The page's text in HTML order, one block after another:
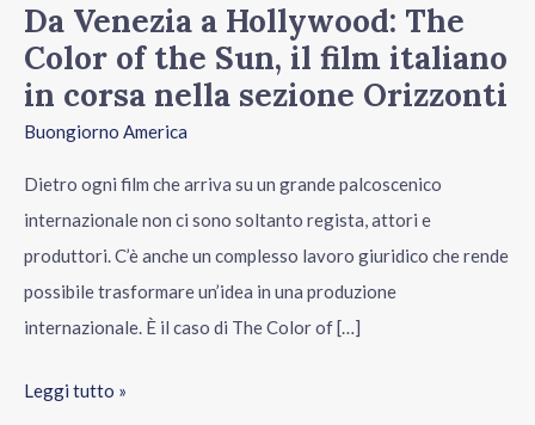
Da Venezia a Hollywood: The
Color of the Sun, il film italiano
in corsa nella sezione Orizzonti
Buongiorno America
Dietro ogni film che arriva su un grande palcoscenico
internazionale non ci sono soltanto regista, attori e
produttori. C’è anche un complesso lavoro giuridico che rende
possibile trasformare un’idea in una produzione
internazionale. È il caso di The Color of […]
italiano
in
corsa
nella
Orizzonti
Leggi tutto »